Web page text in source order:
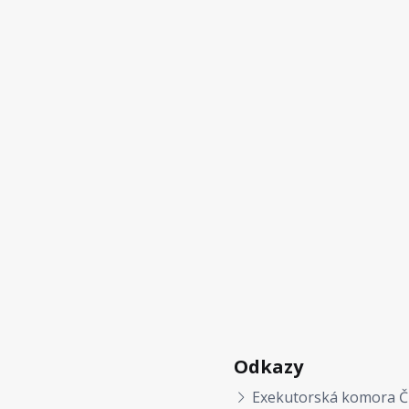
Odkazy
Exekutorská komora